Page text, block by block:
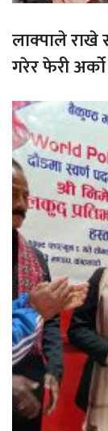
लाक्पाले
गरेर फेरी अर्को